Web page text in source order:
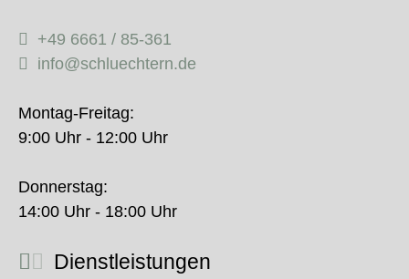
+49 6661 / 85-361
info@schluechtern.de
Montag-Freitag:
9:00 Uhr - 12:00 Uhr
Donnerstag:
14:00 Uhr - 18:00 Uhr
Dienstleistungen